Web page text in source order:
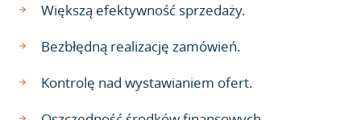
Większą efektywność sprzedaży.
Bezbłędną realizację zamówień.
Kontrolę nad wystawianiem ofert.